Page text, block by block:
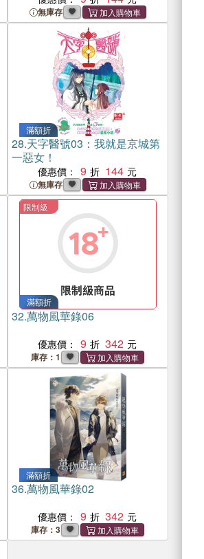
無庫存
滿額折
28.天字醫號03：我就是京城第
一惡女！
優惠價： 9 144
無庫存
限制級
滿額折
32.萬物風華錄06
優惠價： 9 342
庫存：1
滿額折
36.萬物風華錄02
優惠價： 9 342
庫存：3